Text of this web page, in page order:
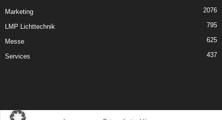
Marketing 2076
LMP Lichttechnik 795
Messe 625
Services 437